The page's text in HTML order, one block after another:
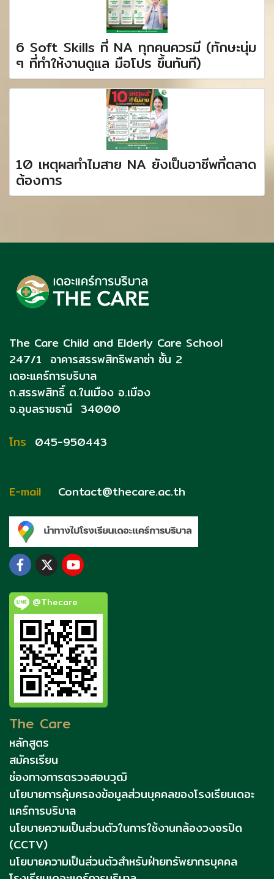
6 Soft Skills ที่ NA ทุกคนควรมี (ทักษะนุ่ม
ๆ ที่ทำให้งานดูแล มือโปร ขึ้นทันที)
10 เหตุผลทำไมสาย NA ยังเป็นอาชีพที่ตลาด
ต้องการ
The Care Child and Elderly Care School
247/1 อาคารสรรพสิทธิพลาซ่า ชั้น 2
เดอะแคร์การบริบาล
ถ.สรรพสิทธิ์ ต.ในเมือง อ.เมือง
จ.อุบลราชธานี 34000
โทร 045-950443
E-mail
Contact@thecare.ac.th
@Thecare
The Care
หลักสูตร
สมัครเรียน
ช่องทางการตรวจสอบวุฒิ
นโยบายการคุ้มครองข้อมูลส่วนบุคคลของโรงเรียนเดอะ
แคร์การบริบาล
นโยบายความเป็นส่วนตัวในการใช้งานกล้องวงจรปิด
(CCTV)
นโยบายความเป็นส่วนตัวสำหรับฝ่ายทรัพยากรบุคคล